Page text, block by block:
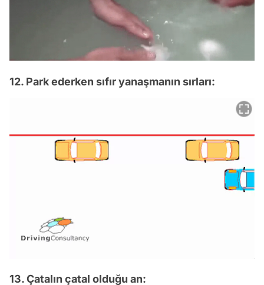
12. Park ederken sıfır yanaşmanın sırları:
13. Çatalın çatal olduğu an: